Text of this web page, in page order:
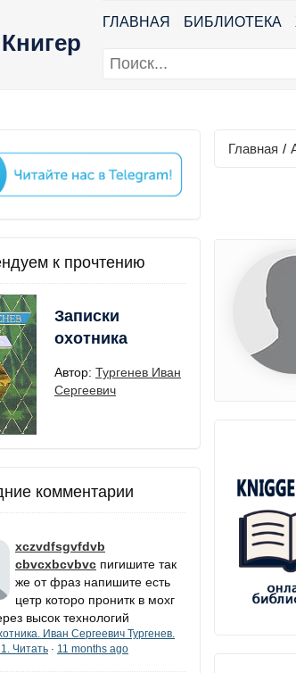
Книгер
ГЛАВНАЯ БИБЛИОТЕКА
к прочтению
Записки
охотника
Автор: Тургенев Иван
Сергеевич
комментарии
xczvdfsgvfdvb
cbvcxbcvbvc пигишите так
же от фраз напишите есть
цетр которо пронитк в мохг
высок технологий
Иван Сергеевич Тургенев.
Читать · 11 months ago
Главная /